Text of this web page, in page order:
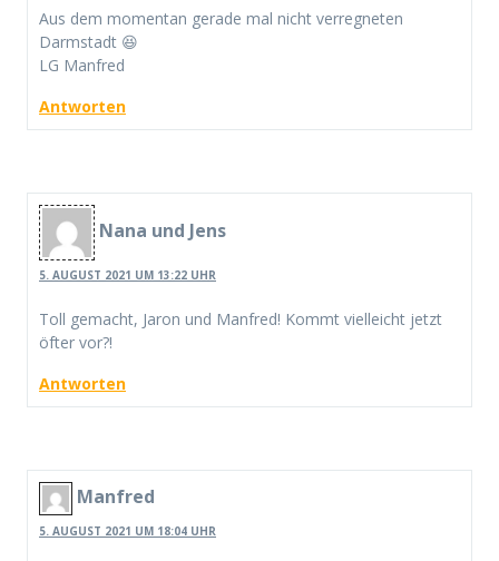
Aus dem momentan gerade mal nicht verregneten
Darmstadt 😆
LG Manfred
Antworten
Nana und Jens
5. AUGUST 2021 UM 13:22 UHR
Toll gemacht, Jaron und Manfred! Kommt vielleicht jetzt
öfter vor?!
Antworten
Manfred
5. AUGUST 2021 UM 18:04 UHR